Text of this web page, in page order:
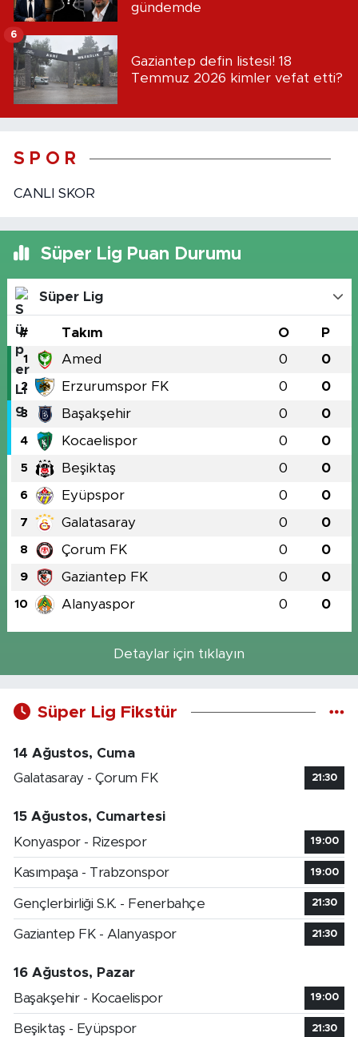
gündemde
Gaziantep defin listesi! 18
Temmuz 2026 kimler vefat etti?
6
S P O R
CANLI SKOR
Süper Lig Puan Durumu
Süper Lig
# Takım O P
1 Amed 0 0
2 Erzurumspor FK 0 0
3 Başakşehir 0 0
4 Kocaelispor 0 0
5 Beşiktaş 0 0
6 Eyüpspor 0 0
7 Galatasaray 0 0
8 Çorum FK 0 0
9 Gaziantep FK 0 0
10 Alanyaspor 0 0
Detaylar için tıklayın
Süper Lig Fikstür
14 Ağustos, Cuma
Galatasaray - Çorum FK
21:30
15 Ağustos, Cumartesi
Konyaspor - Rizespor
19:00
Kasımpaşa - Trabzonspor 19:00
Gençlerbirliği S.K. - Fenerbahçe 21:30
Gaziantep FK - Alanyaspor 21:30
16 Ağustos, Pazar
Başakşehir - Kocaelispor
19:00
Beşiktaş - Eyüpspor 21:30